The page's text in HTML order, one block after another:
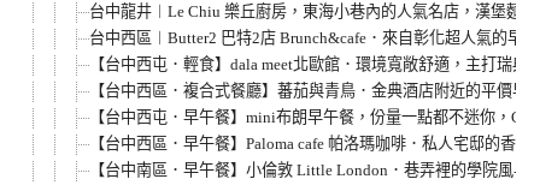
台中龍井︱Le Chiu 樂丘廚房，東海小巷內的人氣名店，漢堡麵
台中西區︱Butter2 巴特2店 Brunch&cafe．來自彰化超人氣的早
【台中西屯．輕食】dala meet北歐館．環境寬敞舒適，主打瑞典
【台中西區．複合式餐廳】蕃茄與青鳥．金典酒店附近的平價早
【台中西屯．早午餐】mini布朗早午餐，份量一點都不迷你，C/
【台中西區．早午餐】Paloma cafe 帕洛瑪咖啡．私人宅邸的香蕉
【台中南區．早午餐】小倫敦 Little London．巷弄裡的學院風早